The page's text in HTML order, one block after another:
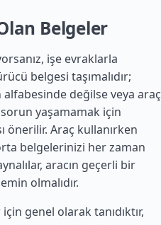
Belgeler
işe evraklarla
belgesi taşımalıdır;
değilse veya araç
yaşamamak için
önerilir. Araç kullanırken
belgelerinizi her zaman
aracın geçerli bir
olmalıdır.
genel olarak tanıdıktır,